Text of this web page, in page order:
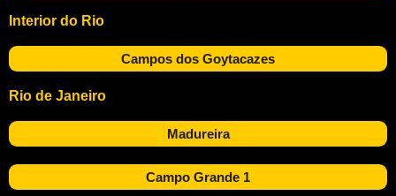
Interior do Rio
Campos dos Goytacazes
Rio de Janeiro
Madureira
Campo Grande 1